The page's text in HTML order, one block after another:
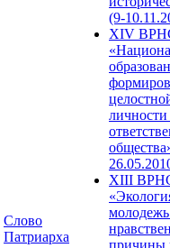
Слово
Патриарха
(9-
XIV
XIII
причины